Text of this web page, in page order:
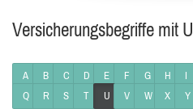
Versicherungsbegriffe mit U
A B C D E F G H I
Q
R S T U V W X Y